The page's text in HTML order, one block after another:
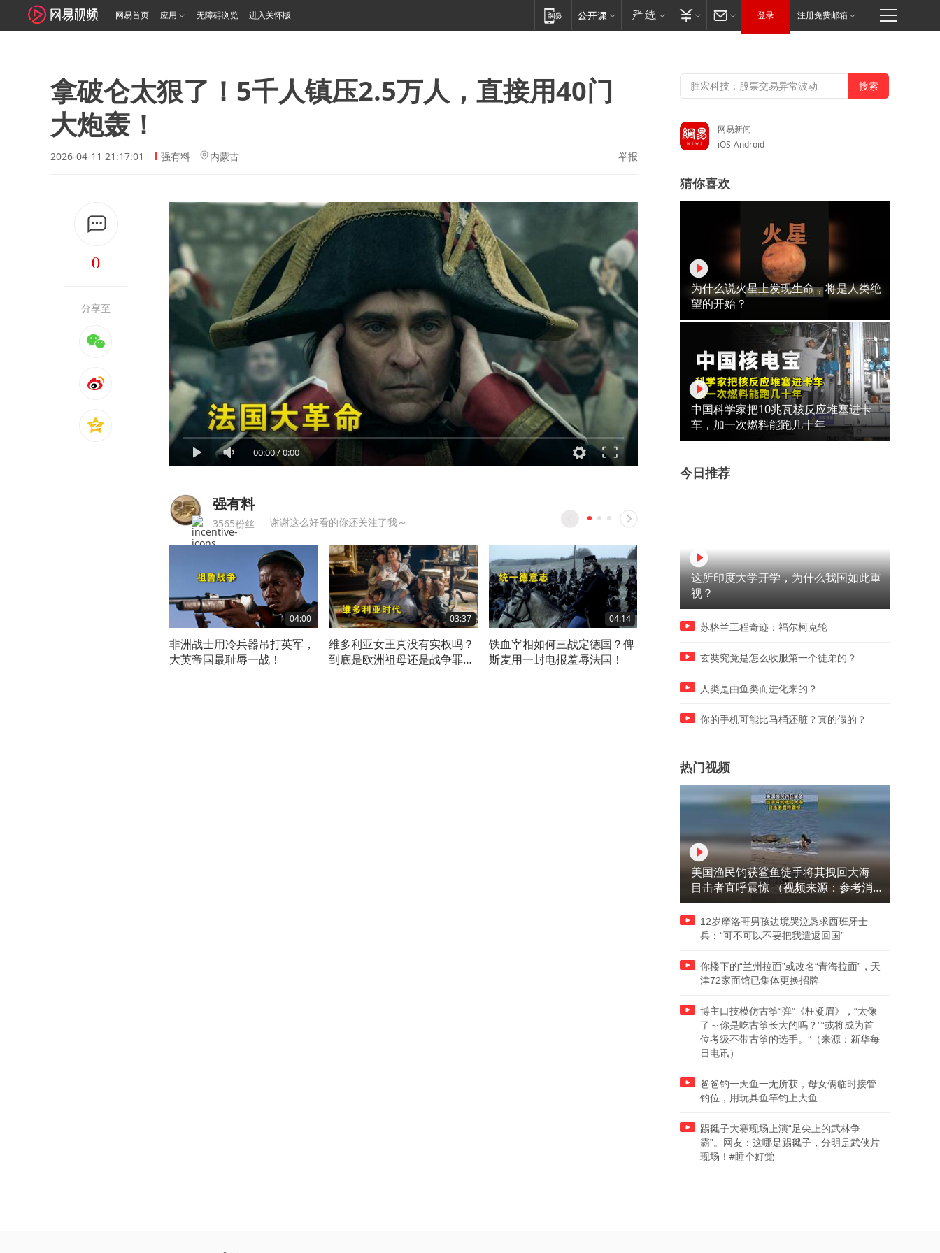
网易首页 应用 无障碍浏览 进入关怀版 登录 注册免费邮箱
拿破仑太狠了！5千人镇压2.5万人，直接用40门
大炮轰！
2026-04-11 21:17:01 强有料 内蒙古 举报
0
分享至
00:00/0:00
强有料
3565粉丝 谢谢这么好看的你还关注了我～
04:00
非洲战士用冷兵器吊打英军，
大英帝国最耻辱一战！
03:37
维多利亚女王真没有实权吗？
到底是欧洲祖母还是战争罪
04:14
铁血宰相如何三战定德国？俾
斯麦用一封电报羞辱法国！
国“感恩”印第安人的方式？
北战争到底为谁而打？
网易新闻
iOS Android
猜你喜欢
为什么说火星上发现生命，将是人类绝
望的开始？
中国科学家把10兆瓦核反应堆塞进卡
车，加一次燃料能跑几十年
今日推荐
这所印度大学开学，为什么我国如此重
视？
苏格兰工程奇迹：福尔柯克轮
玄奘究竟是怎么收服第一个徒弟的？
人类是由鱼类而进化来的？
你的手机可能比马桶还脏？真的假的？
热门视频
美国渔民钓获鲨鱼徒手将其拽回大海
目击者直呼震惊 （视频来源：参考消
息）
12岁摩洛哥男孩边境哭泣恳求西班牙士
兵：“可不可以不要把我遣返回国”
你楼下的“兰州拉面”或改名“青海拉面”，天
津72家面馆已集体更换招牌
博主口技模仿古筝“弹”《枉凝眉》，“太像
了～你是吃古筝长大的吗？”“或将成为首
位考级不带古筝的选手。”（来源：新华每
日电讯）
爸爸钓一天鱼一无所获，母女俩临时接管
钓位，用玩具鱼竿钓上大鱼
踢毽子大赛现场上演“足尖上的武林争
霸”。网友：这哪是踢毽子，分明是武侠片
现场！#睡个好觉